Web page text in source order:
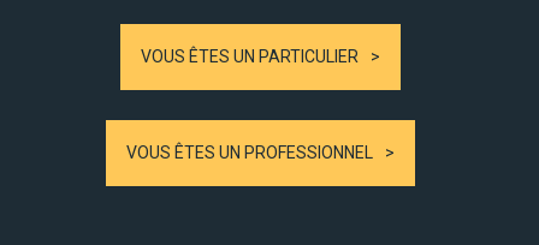
VOUS ÊTES UN PARTICULIER
VOUS ÊTES UN PROFESSIONNEL